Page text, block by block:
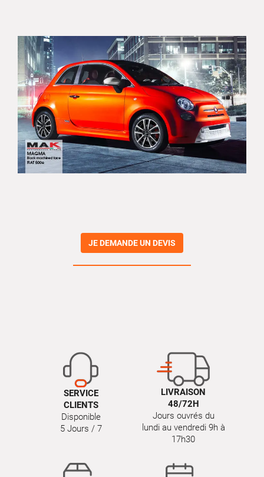
JE DEMANDE UN DEVIS
SERVICE
CLIENTS
Disponible
5 Jours / 7
LIVRAISON
48/72H
Jours ouvrés du
lundi au vendredi 9h à
17h30